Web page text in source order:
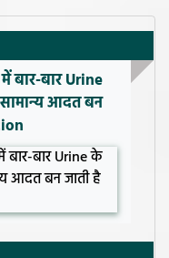
बार-बार Urine
आदत बन